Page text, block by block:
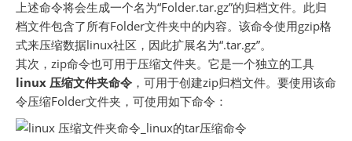
上述命令将会生成一个名为“Folder.tar.gz”的归档文件。此归
档文件包含了所有Folder文件夹中的内容。该命令使用gzip格
式来压缩数据linux社区，因此扩展名为“.tar.gz”。
其次，zip命令也可用于压缩文件夹。它是一个独立的工具
linux 压缩文件夹命令 ，可用于创建zip归档文件。要使用该命
令压缩Folder文件夹，可使用如下命令：